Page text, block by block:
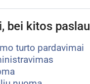
bei kitos
turto pardavimai